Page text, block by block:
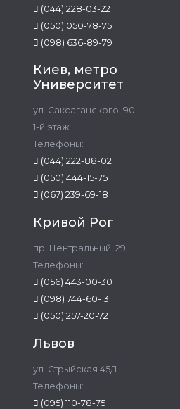
(044) 228-03-22
(050) 050-78-75
(098) 636-89-79
Киев, метро
Университет
ул. Саксаганского, 90,
1-й этаж
Телефоны:
(044) 222-88-02
(050) 444-15-75
(067) 239-69-18
Кривой Рог
пр. Центральный, 29
Телефоны:
(056) 443-00-30
(098) 744-60-13
(050) 257-20-72
Львов
ул. Стрыйская 45Д
Телефоны:
(095) 110-78-75